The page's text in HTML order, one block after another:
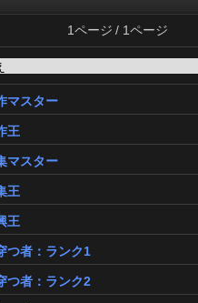
1ページ / 1ページ
マスター
王
マスター
王
王
つ者：ランク1
つ者：ランク2